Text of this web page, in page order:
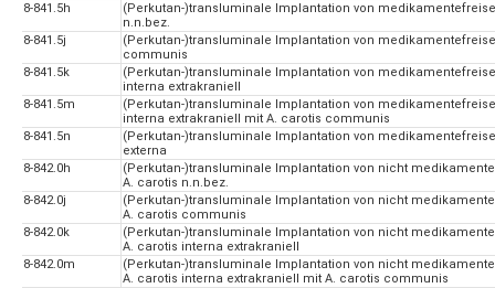
8-841.5h
(Perkutan-)transluminale Implantation von
n.n.bez.
8-841.5j
(Perkutan-)transluminale Implantation von
communis
8-841.5k
(Perkutan-)transluminale Implantation von
interna extrakraniell
8-841.5m
(Perkutan-)transluminale Implantation von
interna extrakraniell mit A. carotis communis
8-841.5n
(Perkutan-)transluminale Implantation von
externa
8-842.0h
(Perkutan-)transluminale Implantation von nicht
A. carotis n.n.bez.
8-842.0j
(Perkutan-)transluminale Implantation von nicht
A. carotis communis
8-842.0k
(Perkutan-)transluminale Implantation von nicht
A. carotis interna extrakraniell
8-842.0m
(Perkutan-)transluminale Implantation von nicht
A. carotis interna extrakraniell mit A. carotis communis